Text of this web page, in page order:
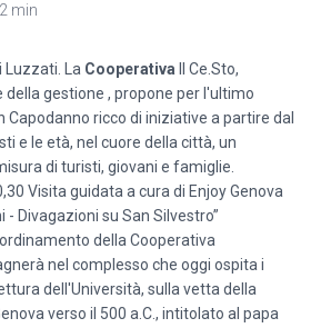
2 min
Luzzati. La Cooperativa Il Ce.Sto,
gestione , propone per l'ultimo
Capodanno ricco di iniziative a partire dal
e le età, nel cuore della città, un
di turisti, giovani e famiglie.
Visita guidata a cura di Enjoy Genova
- Divagazioni su San Silvestro”
della Cooperativa
nel complesso che oggi ospita i
dell'Università, sulla vetta della
verso il 500 a.C., intitolato al papa